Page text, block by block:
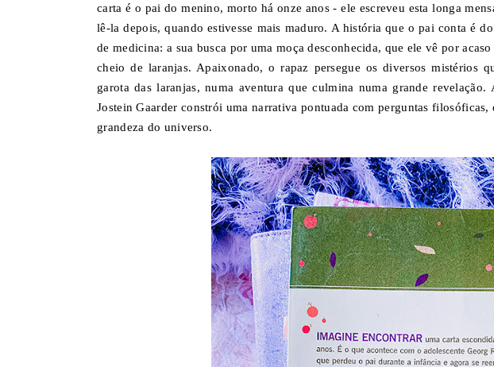
carta é o pai do menino, morto há onze anos - ele escreveu esta longa
lê-la depois, quando estivesse mais maduro. A história que o pai conta é
de medicina: a sua busca por uma moça desconhecida, que ele vê por
cheio de laranjas. Apaixonado, o rapaz persegue os diversos mistérios
garota das laranjas, numa aventura que culmina numa grande
Jostein Gaarder constrói uma narrativa pontuada com perguntas filosóficas,
grandeza do universo.